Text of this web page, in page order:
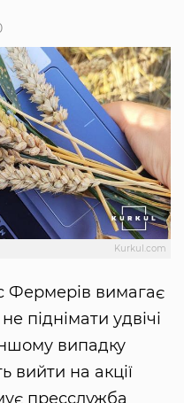
Kurkul.com
Фермерів вимагає
піднімати удвічі
випадку
вийти на акції
пресслужба